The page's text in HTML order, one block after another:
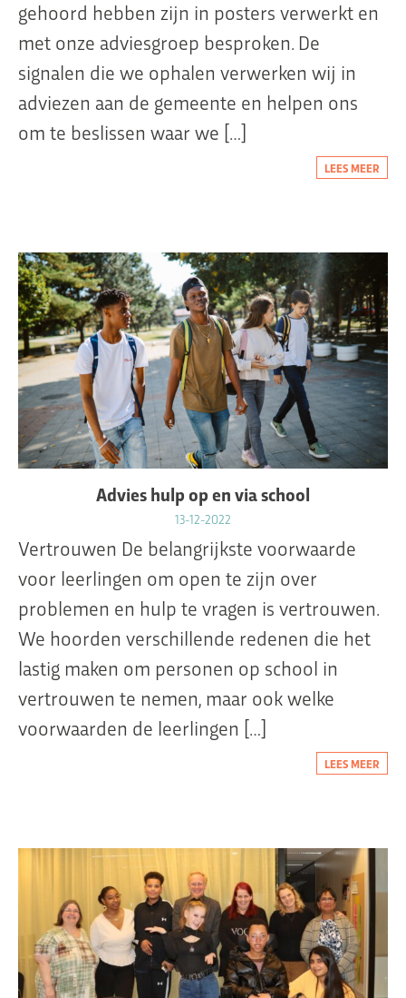
gehoord hebben zijn in posters verwerkt en
met onze adviesgroep besproken. De
signalen die we ophalen verwerken wij in
adviezen aan de gemeente en helpen ons
om te beslissen waar we […]
LEES MEER
Advies hulp op en via school
13-12-2022
Vertrouwen De belangrijkste voorwaarde
voor leerlingen om open te zijn over
problemen en hulp te vragen is vertrouwen.
We hoorden verschillende redenen die het
lastig maken om personen op school in
vertrouwen te nemen, maar ook welke
voorwaarden de leerlingen […]
LEES MEER